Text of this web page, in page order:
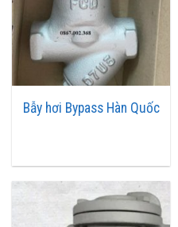
Cấu tạo của bẫy hơi
Cơ bản thì cấu tạo của bẫy hơi
lỗ thông hơi, cửa hơi vào, van xả
và cốc phao.
chống oxy hóa, chịu lực rất tốt.
sơn Epoxy. Để giúp bẫy hơi
tính thẩm mỹ hiwn.
Bẫy hơi Bypass Hàn Quốc